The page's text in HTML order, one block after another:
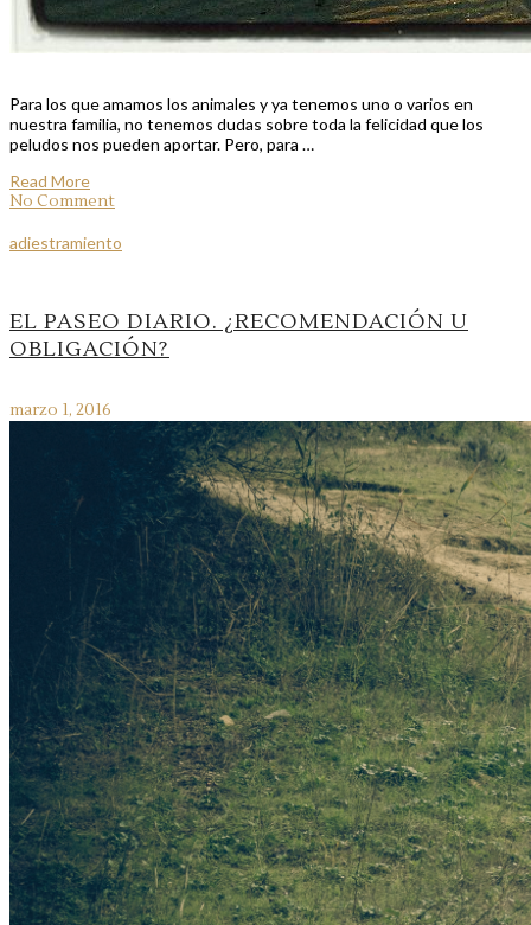
Para los que amamos los animales y ya tenemos uno o varios en
nuestra familia, no tenemos dudas sobre toda la felicidad que los
peludos nos pueden aportar. Pero, para …
Read More
No Comment
adiestramiento
EL PASEO DIARIO. ¿RECOMENDACIÓN U
OBLIGACIÓN?
marzo 1, 2016